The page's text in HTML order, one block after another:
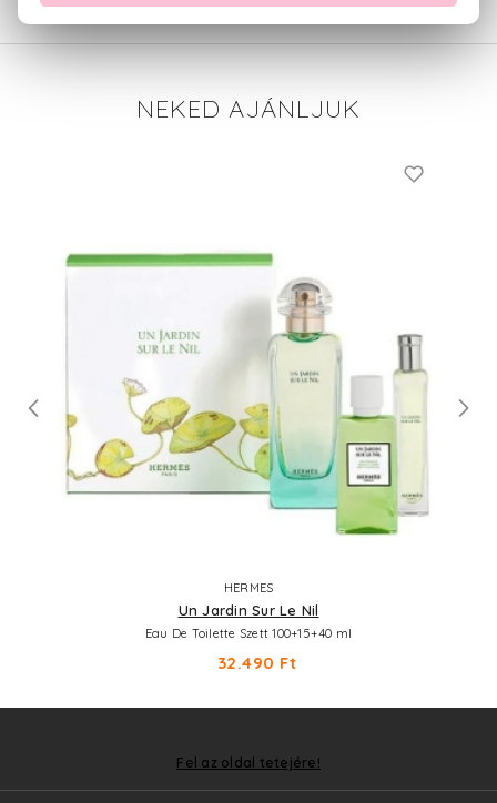
NEKED AJÁNLJUK
HERMES
Un Jardin Sur Le Nil
Eau De Toilette Szett 100+15+40 ml
32.490 Ft
Fel az oldal tetejére!